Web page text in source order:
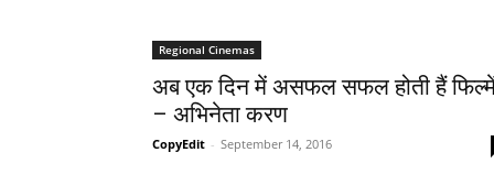
Regional Cinemas
अब एक दिन में असफल सफल होती हैं
– अभिनेता करण
CopyEdit - September 14, 2016